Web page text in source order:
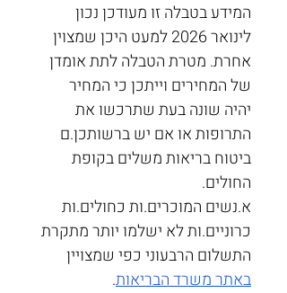
המידע בטבלה זו מעודכן נכון
לינואר 2026 למעט היכן שמצוין
אחרת. מטרת הטבלה לתת אומדן
של המחירים וייתכן כי המחיר
יהיה שונה בעת שתרכשו את
התרופות או אם יש ברשותכן.ם
ביטוח בריאות משלים בקופת
החולים.
א.נשים המוכרים.ות כחולים.ות
כרוניים.ות לא ישלמו יותר מתקרת
התשלום הרבעוני כפי שמצויין
באתר משרד הבריאות.